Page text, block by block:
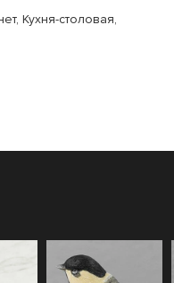
Кухня-столовая,